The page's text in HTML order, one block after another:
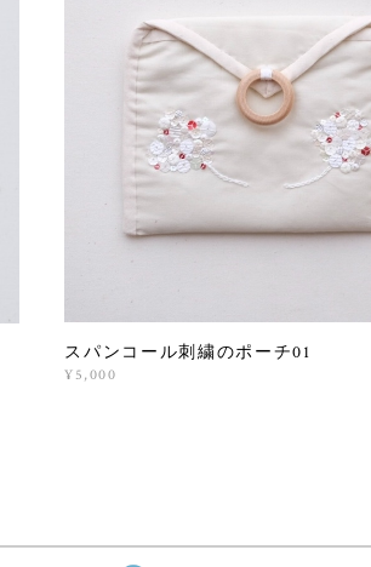
スパンコール刺繍のポーチ01
¥5,000